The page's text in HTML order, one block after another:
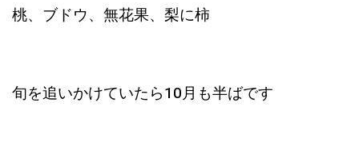
桃、ブドウ、無花果、梨に柿
旬を追いかけていたら10月も半ばです